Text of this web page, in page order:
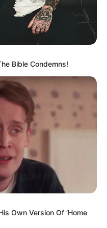
AMALTHEA 27-
PMU et bruits
dans le PRIX
Bible Condemns!
Own Version Of ‘Home